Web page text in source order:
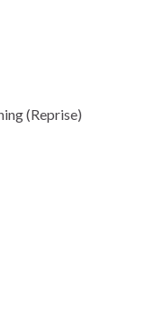
(Reprise)